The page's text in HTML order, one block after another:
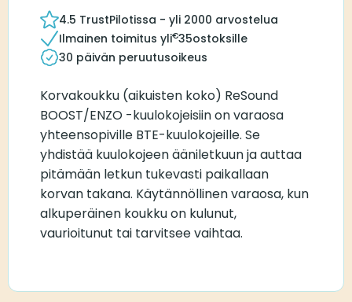
4.5 TrustPilotissa - yli 2000 arvostelua
Ilmainen toimitus yli€35ostoksille
30 päivän peruutusoikeus
Korvakoukku (aikuisten koko) ReSound
BOOST/ENZO -kuulokojeisiin on varaosa
yhteensopiville BTE-kuulokojeille. Se
yhdistää kuulokojeen ääniletkuun ja auttaa
pitämään letkun tukevasti paikallaan
korvan takana. Käytännöllinen varaosa, kun
alkuperäinen koukku on kulunut,
vaurioitunut tai tarvitsee vaihtaa.